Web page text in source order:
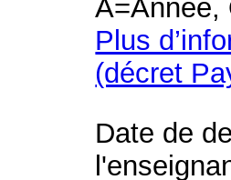
A=Année,
Plus
(décret
Date de